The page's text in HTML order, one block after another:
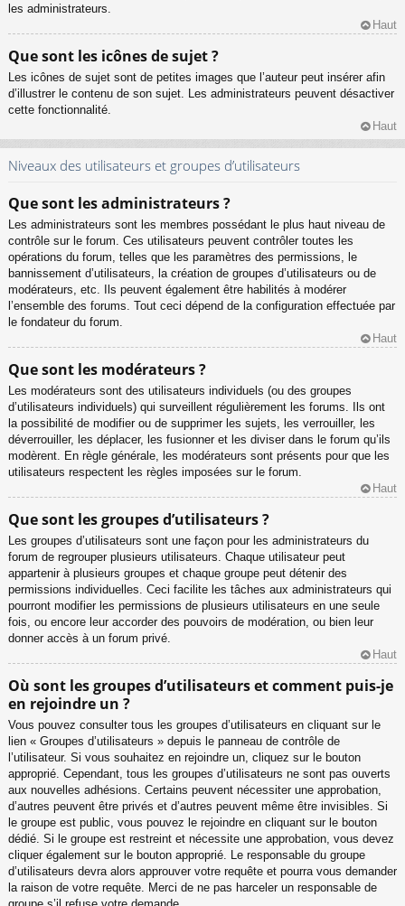
les administrateurs.
Haut
Que sont les icônes de sujet ?
Les icônes de sujet sont de petites images que l’auteur peut insérer afin
d’illustrer le contenu de son sujet. Les administrateurs peuvent désactiver
cette fonctionnalité.
Haut
Niveaux des utilisateurs et groupes d’utilisateurs
Que sont les administrateurs ?
Les administrateurs sont les membres possédant le plus haut niveau de
contrôle sur le forum. Ces utilisateurs peuvent contrôler toutes les
opérations du forum, telles que les paramètres des permissions, le
bannissement d’utilisateurs, la création de groupes d’utilisateurs ou de
modérateurs, etc. Ils peuvent également être habilités à modérer
l’ensemble des forums. Tout ceci dépend de la configuration effectuée par
le fondateur du forum.
Haut
Que sont les modérateurs ?
Les modérateurs sont des utilisateurs individuels (ou des groupes
d’utilisateurs individuels) qui surveillent régulièrement les forums. Ils ont
la possibilité de modifier ou de supprimer les sujets, les verrouiller, les
déverrouiller, les déplacer, les fusionner et les diviser dans le forum qu’ils
modèrent. En règle générale, les modérateurs sont présents pour que les
utilisateurs respectent les règles imposées sur le forum.
Haut
Que sont les groupes d’utilisateurs ?
Les groupes d’utilisateurs sont une façon pour les administrateurs du
forum de regrouper plusieurs utilisateurs. Chaque utilisateur peut
appartenir à plusieurs groupes et chaque groupe peut détenir des
permissions individuelles. Ceci facilite les tâches aux administrateurs qui
pourront modifier les permissions de plusieurs utilisateurs en une seule
fois, ou encore leur accorder des pouvoirs de modération, ou bien leur
donner accès à un forum privé.
Haut
Où sont les groupes d’utilisateurs et comment puis-je
en rejoindre un ?
Vous pouvez consulter tous les groupes d’utilisateurs en cliquant sur le
lien « Groupes d’utilisateurs » depuis le panneau de contrôle de
l’utilisateur. Si vous souhaitez en rejoindre un, cliquez sur le bouton
approprié. Cependant, tous les groupes d’utilisateurs ne sont pas ouverts
aux nouvelles adhésions. Certains peuvent nécessiter une approbation,
d’autres peuvent être privés et d’autres peuvent même être invisibles. Si
le groupe est public, vous pouvez le rejoindre en cliquant sur le bouton
dédié. Si le groupe est restreint et nécessite une approbation, vous devez
cliquer également sur le bouton approprié. Le responsable du groupe
d’utilisateurs devra alors approuver votre requête et pourra vous demander
la raison de votre requête. Merci de ne pas harceler un responsable de